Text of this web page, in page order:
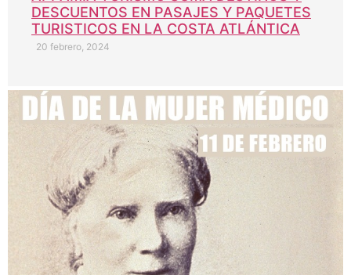
DESCUENTOS EN PASAJES Y PAQUETES
TURISTICOS EN LA COSTA ATLÁNTICA
20 febrero, 2024